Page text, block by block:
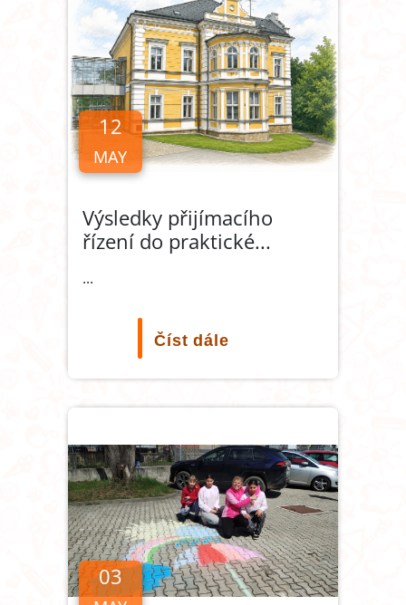
12
MAY
Výsledky přijímacího
řízení do praktické...
...
Číst dále
03